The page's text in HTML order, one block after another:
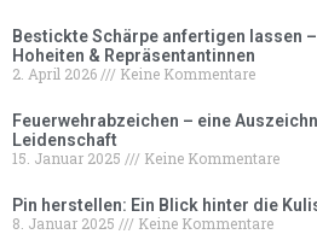
Bestickte Schärpe anfertigen lassen
Hoheiten & Repräsentantinnen
2. April 2026
Keine Kommentare
Feuerwehrabzeichen – eine
Leidenschaft
15. Januar 2025
Keine Kommentare
Pin herstellen: Ein Blick hinter die
8. Januar 2025
Keine Kommentare